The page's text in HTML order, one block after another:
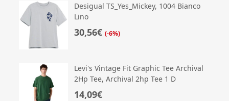
Desigual TS_Yes_Mickey, 1004 Bianco
Lino
30,56€ (-6%)
Levi's Vintage Fit Graphic Tee Archival
2Hp Tee, Archival 2hp Tee 1 D
14,09€